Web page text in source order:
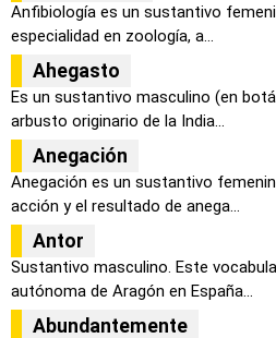
Anfibiología es un sustantivo
especialidad en zoología, a...
Ahegasto
Es un sustantivo masculino (en
arbusto originario de la India...
Anegación
Anegación es un sustantivo
acción y el resultado de anega...
Antor
Sustantivo masculino. Este
autónoma de Aragón en España...
Abundantemente